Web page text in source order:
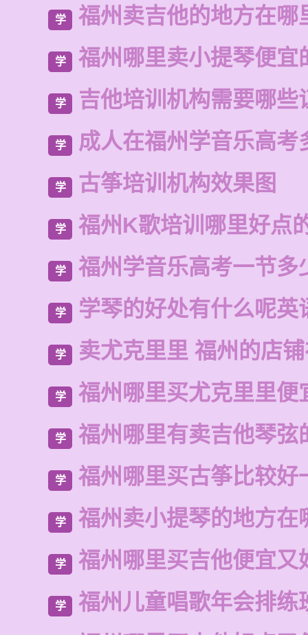
学 福州卖吉他的地方在哪
学 福州哪里卖小提琴便宜
学 吉他培训机构需要哪些
学 成人在福州学音乐高考
学 古筝培训机构效果图
学 福州K歌培训哪里好点
学 福州学音乐高考一节多
学 学琴的好处有什么呢英
学 卖尤克里里 福州的店
学 福州哪里买尤克里里便
学 福州哪里有卖吉他琴弦
学 福州哪里买古筝比较好
学 福州卖小提琴的地方在
学 福州哪里买吉他便宜又
学
福州儿童唱歌年会排练